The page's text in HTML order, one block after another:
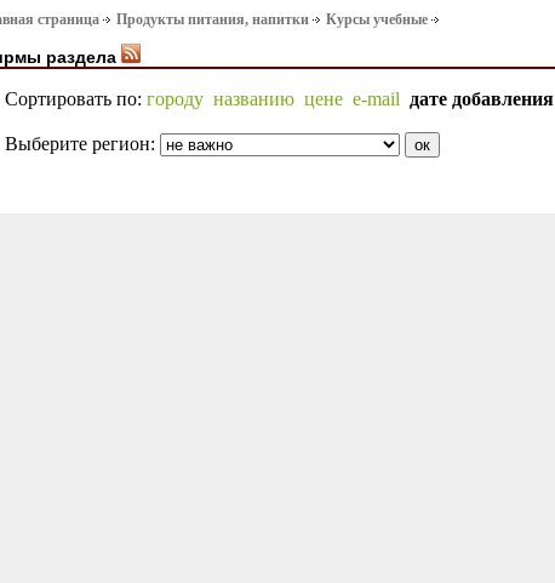
страница Продукты питания, напитки Курсы учебные
раздела
Сортировать по: городу названию цене e-mail дате добавления
Выберите регион: